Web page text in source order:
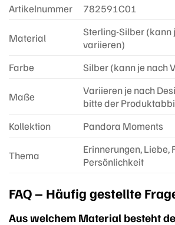
Artikelnummer 782591C01
Material
Sterling-Silber (kann
variieren)
Farbe
Silber (kann je nach
Maße
Variieren je nach
bitte der
Kollektion
Pandora Moments
Thema
Erinnerungen, Liebe,
Persönlichkeit
FAQ – Häufig gestellte
Aus welchem Material besteht